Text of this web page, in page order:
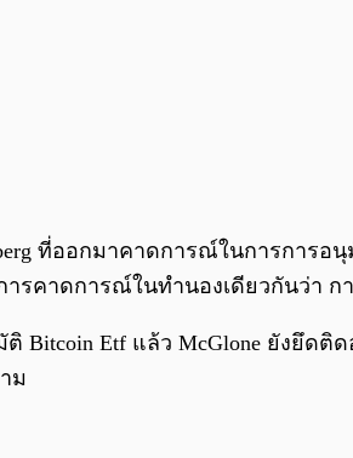
ที่ออกมาคาดการณ์ในการการ
การคาดการณ์ในทำนองเดียวกันว่
Bitcoin Etf แล้ว McGlone ยังยึด
ม